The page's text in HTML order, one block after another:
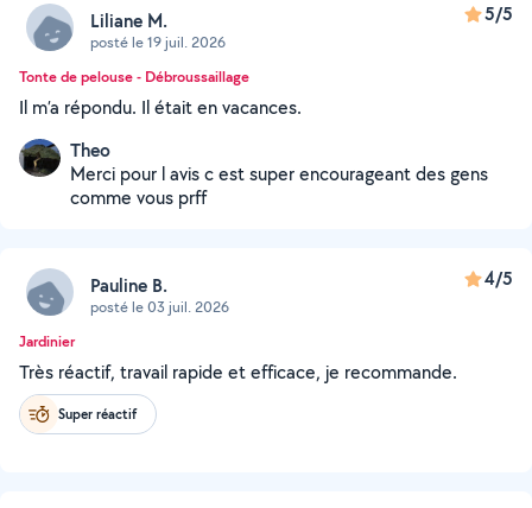
Liliane M.
posté le 19 juil. 2026
5/5
Tonte de pelouse - Débroussaillage
Il m’a répondu. Il était en vacances.
Theo
Merci pour l avis c est super encourageant des gens
comme vous prff
Pauline B.
posté le 03 juil. 2026
4/5
Jardinier
Très réactif, travail rapide et efficace, je recommande.
Super réactif